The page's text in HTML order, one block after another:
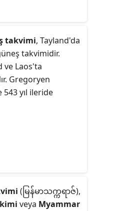
takvimi, Tayland'da
takvimidir.
ve Laos'ta
Gregoryen
yıl ileride
(မြန်မာသက္ကရာဇ်),
veya Myammar